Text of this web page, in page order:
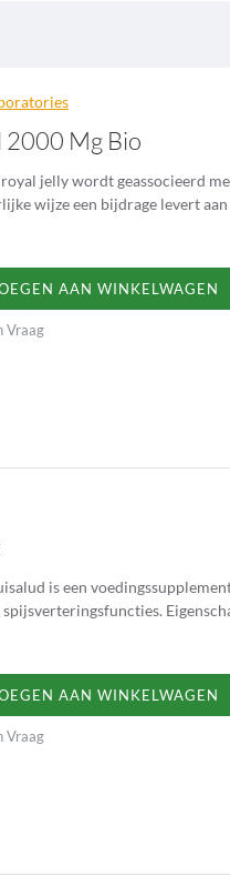
2000 Mg Bio
jelly wordt geassocieerd
AAN WINKELWAGEN
Vraag
is een
de energiebalans
AAN WINKELWAGEN
Vraag